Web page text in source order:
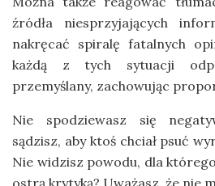
źródła niesprzyjających
nakręcać spiralę fatalnych
każdą z tych sytuacji
przemyślany, zachowując
Nie spodziewasz się
sądzisz, aby ktoś chciał psuć
Nie widzisz powodu, dla